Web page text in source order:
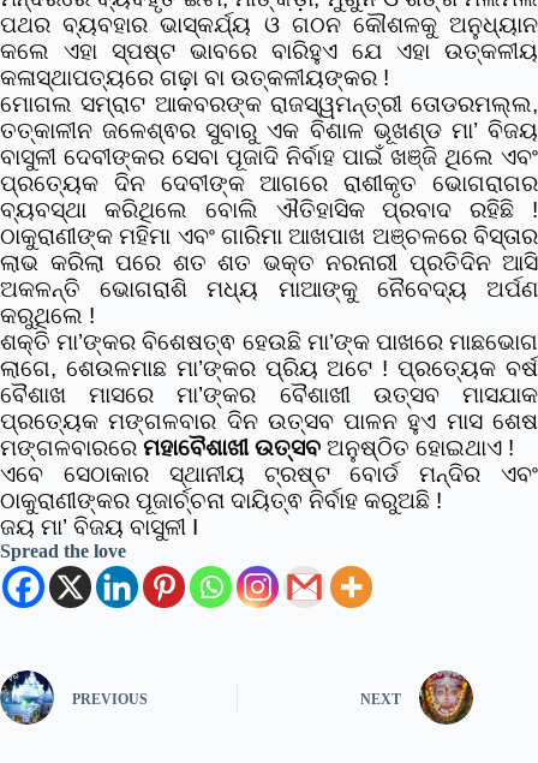
ପଥର ବ୍ୟବହାର ଭାସ୍କର୍ଯ୍ୟ ଓ ଗଠନ କୌଶଳକୁ ଅନୁଧ୍ୟାନ
କଲେ ଏହା ସ୍ପଷ୍ଟ ଭାବରେ ବାରିହୁଏ ଯେ ଏହା ଉତ୍କଳୀୟ
କଳାସ୍ଥାପତ୍ୟରେ ଗଢ଼ା ବା ଉତ୍କଳୀୟଙ୍କର !
ମୋଗଲ ସମ୍ରାଟ ଆକବରଙ୍କ ରାଜସ୍ୱମନ୍ତ୍ରୀ ତୋଡରମଲ୍ଲ,
ତତ୍କାଳୀନ ଜଳେଶ୍ଵର ସୁବାରୁ ଏକ ବିଶାଳ ଭୂଖଣ୍ଡ ମା’ ବିଜୟ
ବାସୁଳୀ ଦେବୀଙ୍କର ସେବା ପୂଜାଦି ନିର୍ବାହ ପାଇଁ ଖଞ୍ଜି ଥିଲେ ଏବଂ
ପ୍ରତ୍ୟେକ ଦିନ ଦେବୀଙ୍କ ଆଗରେ ରାଶୀକୃତ ଭୋଗରାଗର
ବ୍ୟବସ୍ଥା କରିଥିଲେ ବୋଲି ଐତିହାସିକ ପ୍ରବାଦ ରହିଛି !
ଠାକୁରାଣୀଙ୍କ ମହିମା ଏବଂ ଗାରିମା ଆଖପାଖ ଅଞ୍ଚଳରେ ବିସ୍ତାର
ଲାଭ କରିଲା ପରେ ଶତ ଶତ ଭକ୍ତ ନରନାରୀ ପ୍ରତିଦିନ ଆସି
ଅକଳନ୍ତି ଭୋଗରାଶି ମଧ୍ୟ ମାଆଙ୍କୁ ନୈବେଦ୍ୟ ଅର୍ପଣ
କରୁଥିଲେ !
ଶକ୍ତି ମା’ଙ୍କର ବିଶେଷତ୍ଵ ହେଉଛି ମା’ଙ୍କ ପାଖରେ ମାଛଭୋଗ
ଲାଗେ, ଶେଉଳମାଛ ମା’ଙ୍କର ପ୍ରିୟ ଅଟେ !ପ୍ରତ୍ୟେକ ବର୍ଷ
ବୈଶାଖ ମାସରେ ମା’ଙ୍କର ବୈଶାଖୀ ଉତ୍ସବ ମାସଯାକ
ପ୍ରତ୍ୟେକ ମଙ୍ଗଳବାର ଦିନ ଉତ୍ସବ ପାଳନ ହୁଏ ମାସ ଶେଷ
ମଙ୍ଗଳବାରରେ ମହାବୈଶାଖୀ ଉତ୍ସବ ଅନୁଷ୍ଠିତ ହୋଇଥାଏ !
ଏବେ ସେଠାକାର ସ୍ଥାନୀୟ ଟ୍ରଷ୍ଟ ବୋର୍ଡ ମନ୍ଦିର ଏବଂ
ଠାକୁରାଣୀଙ୍କର ପୂଜାର୍ଚ୍ଚନା ଦାୟିତ୍ଵ ନିର୍ବାହ କରୁଅଛି !
ଜୟ ମା’ ବିଜୟ ବାସୁଳୀ I
Spread the love
PREVIOUS NEXT